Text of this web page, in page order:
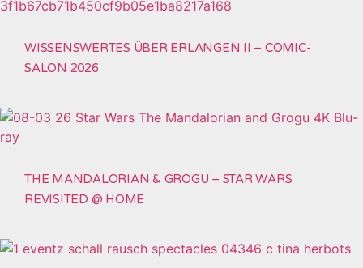
WISSENSWERTES ÜBER ERLANGEN II – COMIC-
SALON 2026
THE MANDALORIAN & GROGU – STAR WARS
REVISITED @ HOME